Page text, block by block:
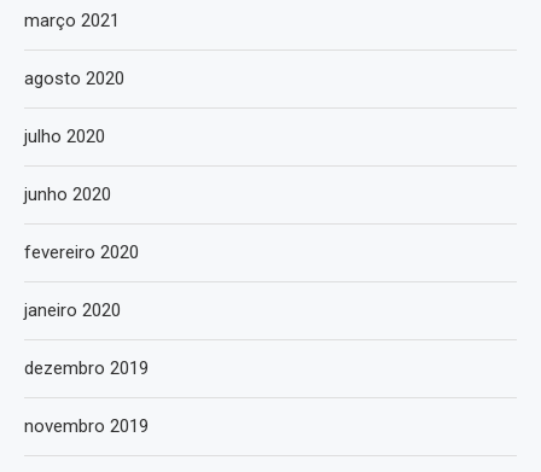
março 2021
agosto 2020
julho 2020
junho 2020
fevereiro 2020
janeiro 2020
dezembro 2019
novembro 2019